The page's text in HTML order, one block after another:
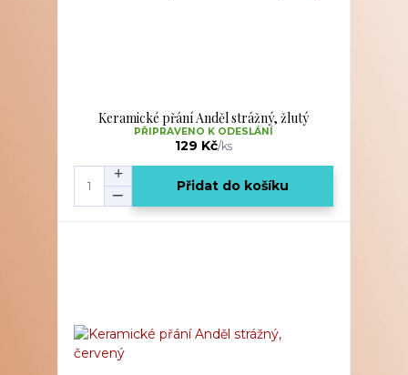
Keramické přání Anděl strážný, žlutý
129 Kč/ks
PŘIPRAVENO K ODESLÁNÍ
Přidat do košíku